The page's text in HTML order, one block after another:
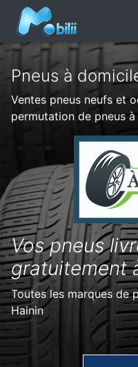
Pneus à
Ventes pneus neufs et
permutation de pneus
Vos pneus
gratuitement
Toutes les marques de
Hainin